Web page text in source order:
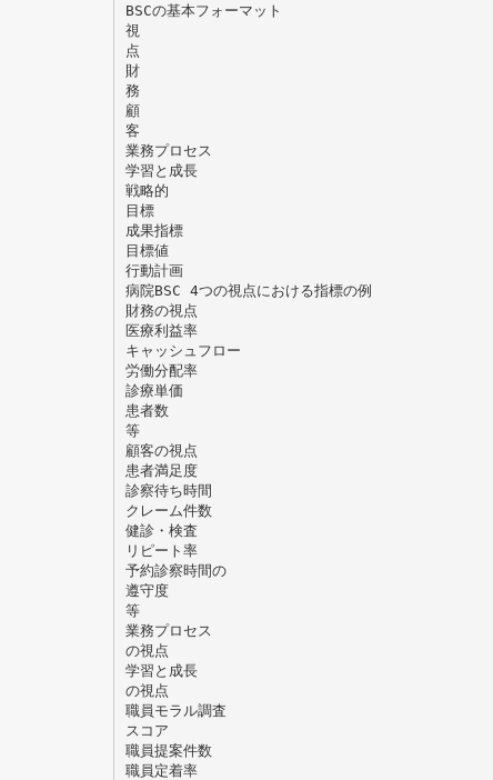
BSCの基本フォーマット
視
点
財
務
顧
客
業務プロセス
学習と成長
戦略的
目標
成果指標
目標値
行動計画
病院BSC 4つの視点における指標の例
財務の視点
医療利益率
キャッシュフロー
労働分配率
診療単価
患者数
等
顧客の視点
患者満足度
診察待ち時間
クレーム件数
健診・検査
リピート率
予約診察時間の
遵守度
等
業務プロセス
の視点
学習と成長
の視点
職員モラル調査
スコア
職員提案件数
職員定着率